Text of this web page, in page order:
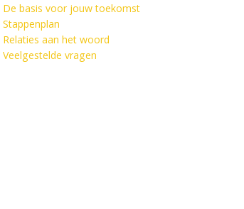
De basis voor jouw toekomst
Stappenplan
Relaties aan het woord
Veelgestelde vragen